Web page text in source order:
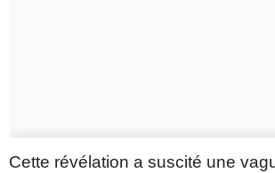
Cette révélation a suscité une